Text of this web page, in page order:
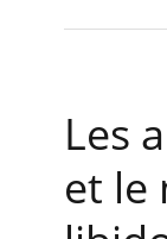
Les
et le